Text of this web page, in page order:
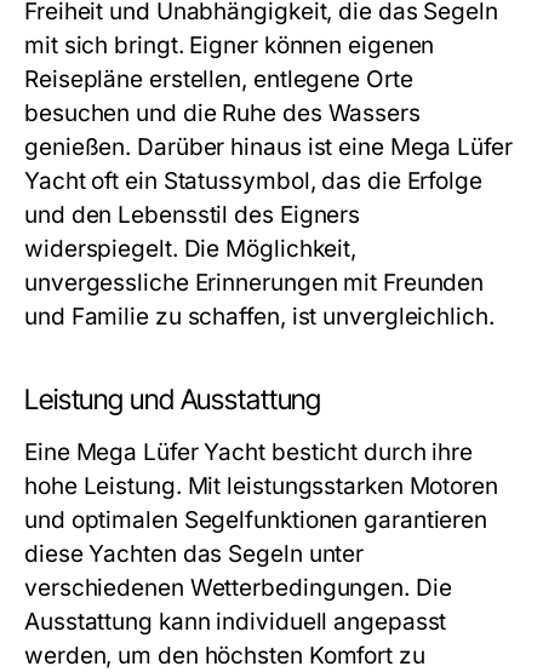
Freiheit und Unabhängigkeit, die das Segeln
mit sich bringt. Eigner können eigenen
Reisepläne erstellen, entlegene Orte
besuchen und die Ruhe des Wassers
genießen. Darüber hinaus ist eine Mega Lüfer
Yacht oft ein Statussymbol, das die Erfolge
und den Lebensstil des Eigners
widerspiegelt. Die Möglichkeit,
unvergessliche Erinnerungen mit Freunden
und Familie zu schaffen, ist unvergleichlich.
Leistung und Ausstattung
Eine Mega Lüfer Yacht besticht durch ihre
hohe Leistung. Mit leistungsstarken Motoren
und optimalen Segelfunktionen garantieren
diese Yachten das Segeln unter
verschiedenen Wetterbedingungen. Die
Ausstattung kann individuell angepasst
werden, um den höchsten Komfort zu